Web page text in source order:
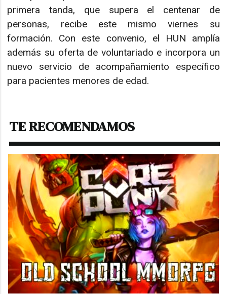
primera tanda, que supera el centenar de
personas, recibe este mismo viernes su
formación. Con este convenio, el HUN amplía
además su oferta de voluntariado e incorpora un
nuevo servicio de acompañamiento específico
para pacientes menores de edad.
TE RECOMENDAMOS